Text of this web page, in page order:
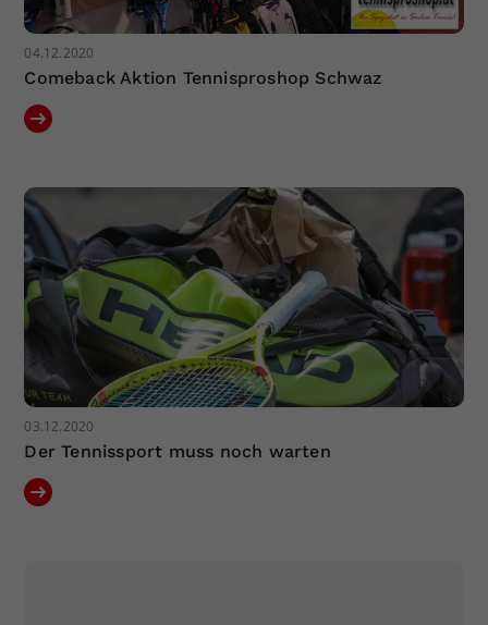
04.12.2020
Comeback Aktion Tennisproshop Schwaz
03.12.2020
Der Tennissport muss noch warten